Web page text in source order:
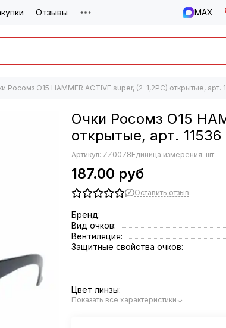
Отзывы MAX
Росомз О15 HAMMER ACTIVЕ super, (2-1,2PC) открытые, арт.
Очки Росомз О15
открытые, арт. 11536
Артикул: ZZ0078Единица измерения: шт
187.00 руб
Оставить отзыв
Бренд:
Вид очков:
Вентиляция:
Защитные свойства очков:
Цвет линзы:
Показать все характеристики ↓